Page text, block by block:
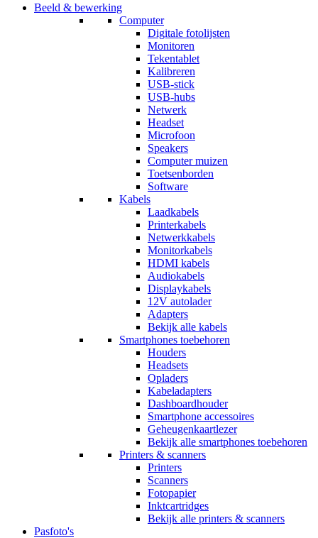
Beeld & bewerking
Computer
Digitale fotolijsten
Monitoren
Tekentablet
Kalibreren
USB-stick
USB-hubs
Netwerk
Headset
Microfoon
Speakers
Computer muizen
Toetsenborden
Software
Kabels
Laadkabels
Printerkabels
Netwerkkabels
Monitorkabels
HDMI kabels
Audiokabels
Displaykabels
12V autolader
Adapters
Bekijk alle kabels
Smartphones toebehoren
Houders
Headsets
Opladers
Kabeladapters
Dashboardhouder
Smartphone accessoires
Geheugenkaartlezer
Bekijk alle smartphones toebehoren
Printers & scanners
Printers
Scanners
Fotopapier
Inktcartridges
Bekijk alle printers & scanners
Pasfoto's